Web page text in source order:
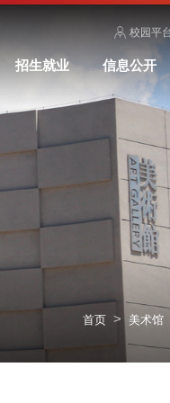
校园平
招生就业 信息公开
首页 > 美术馆